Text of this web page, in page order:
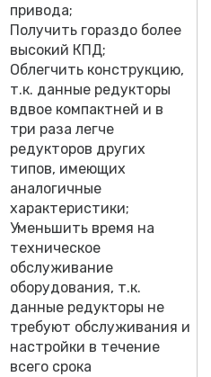
привода;
Получить гораздо более
высокий КПД;
Облегчить конструкцию,
т.к. данные редукторы
вдвое компактней и в
три раза легче
редукторов других
типов, имеющих
аналогичные
характеристики;
Уменьшить время на
техническое
обслуживание
оборудования, т.к.
данные редукторы не
требуют обслуживания и
настройки в течение
всего срока